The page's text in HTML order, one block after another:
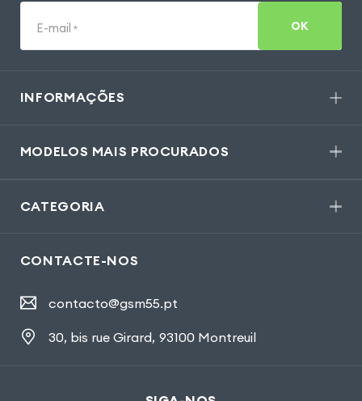
E-mail * OK
INFORMAÇÕES
MODELOS MAIS PROCURADOS
CATEGORIA
CONTACTE-NOS
contacto@gsm55.pt
30, bis rue Girard, 93100 Montreuil